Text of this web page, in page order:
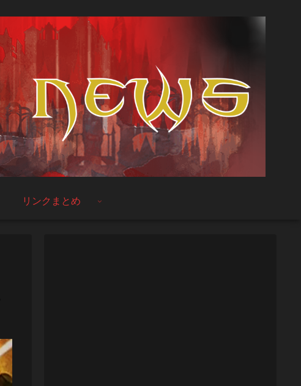
リンクまとめ